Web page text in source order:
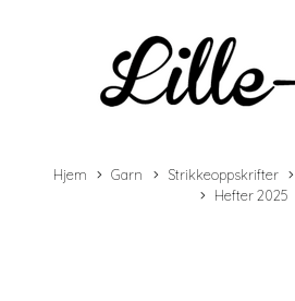
Hjem Garn Strikkeoppskrifter
Hefter 2025